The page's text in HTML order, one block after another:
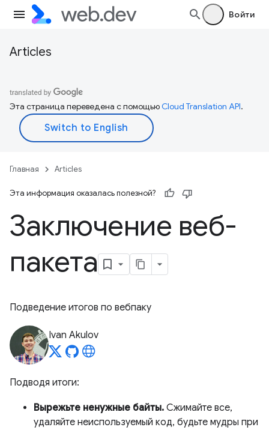
Войти
Articles
Эта страница переведена с помощьюCloud Translation API.
Главная Articles
Эта информация оказалась полезной?
Заключение веб-
пакета
Подведение итогов по вебпаку
Ivan Akulov
Подводя итоги:
Вырежьте ненужные байты. Сжимайте все,
удаляйте неиспользуемый код, будьте мудры при